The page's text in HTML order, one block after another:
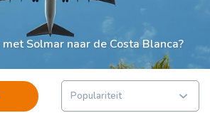
Solmar naar de Costa Blanca?